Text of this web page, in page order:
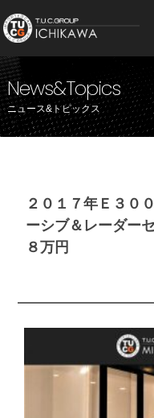
News&Topics
ニュース&トピックス
２０１７年Ｅ３０
ーシブ＆レーダ
８万円